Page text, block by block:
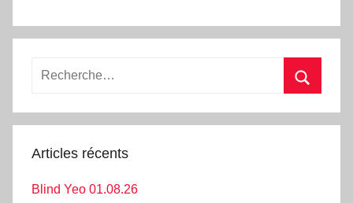
Recherche
:
Articles récents
Blind Yeo 01.08.26